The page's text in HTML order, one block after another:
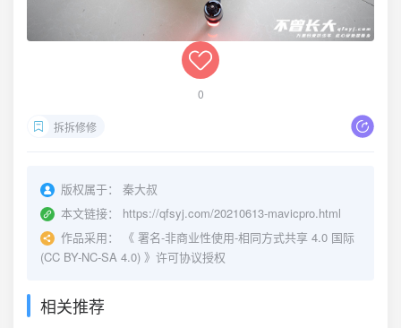
0
拆拆修修
版权属于：
秦大叔
本文链接：
https://qfsyj.com/20210613-mavicpro.html
作品采用：
《 署名-非商业性使用-相同方式共享 4.0 国际
(CC BY-NC-SA 4.0) 》许可协议授权
相关推荐